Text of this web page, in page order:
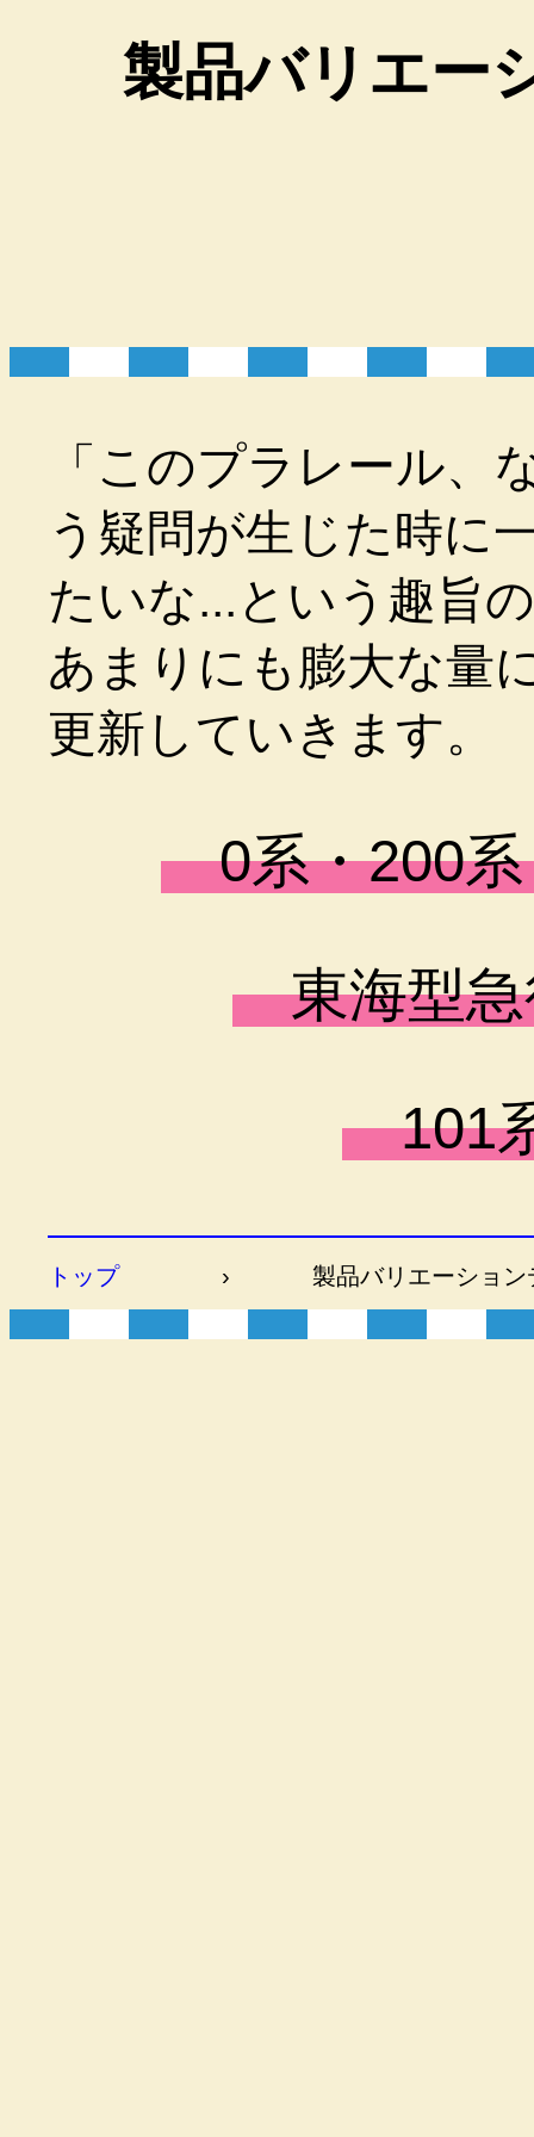
製品バリエー
「このプラレール、
う疑問が生じた時に
たいな...という趣旨
あまりにも膨大な量
更新していきます。
0系・200系
東海型急
101
トップ › 製品バリエーショ